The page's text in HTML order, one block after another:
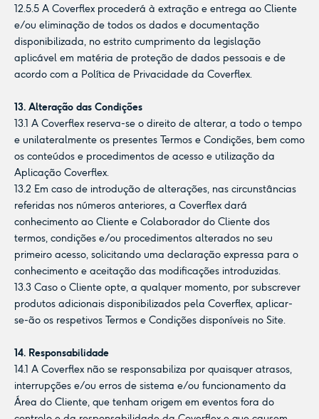
12.5.5 A Coverflex procederá à extração e entrega ao Cliente
e/ou eliminação de todos os dados e documentação
disponibilizada, no estrito cumprimento da legislação
aplicável em matéria de proteção de dados pessoais e de
acordo com a Política de Privacidade da Coverflex.
13. Alteração das Condições
13.1 A Coverflex reserva-se o direito de alterar, a todo o tempo
e unilateralmente os presentes Termos e Condições, bem como
os conteúdos e procedimentos de acesso e utilização da
Aplicação Coverflex.
13.2 Em caso de introdução de alterações, nas circunstâncias
referidas nos números anteriores, a Coverflex dará
conhecimento ao Cliente e Colaborador do Cliente dos
termos, condições e/ou procedimentos alterados no seu
primeiro acesso, solicitando uma declaração expressa para o
conhecimento e aceitação das modificações introduzidas.
13.3 Caso o Cliente opte, a qualquer momento, por subscrever
produtos adicionais disponibilizados pela Coverflex, aplicar-
se-ão os respetivos Termos e Condições disponíveis no Site.
14. Responsabilidade
14.1 A Coverflex não se responsabiliza por quaisquer atrasos,
interrupções e/ou erros de sistema e/ou funcionamento da
Área do Cliente, que tenham origem em eventos fora do